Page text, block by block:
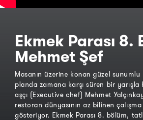
Ekmek Parası 8.
Mehmet Şef
Masanın üzerine konan güzel
planda zamana karşı süren bir yarışla
aşçı (Executive chef) Mehmet
restoran dünyasının az bilinen
gösteriyor. Ekmek Parası 8. bölüm,